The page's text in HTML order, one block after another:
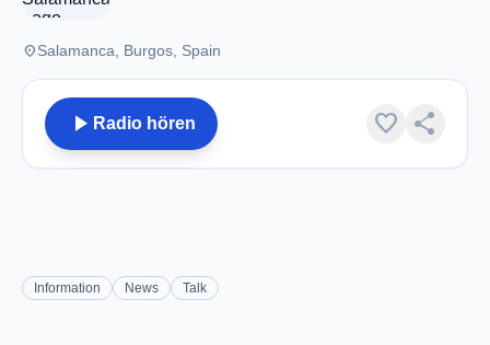
placeSalamanca, Burgos, Spain
play_arrow Radio hören favorite share
Information News Talk